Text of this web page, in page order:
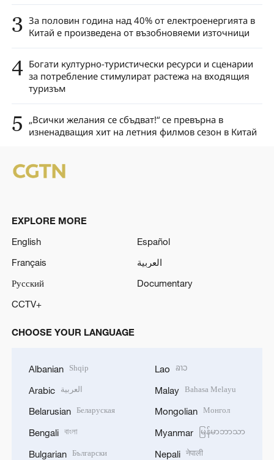
3 За половин година над 40% от електроенергията в
Китай е произведена от възобновяеми източници
4 Богати културно-туристически ресурси и сценарии
за потребление стимулират растежа на входящия
туризъм
5 „Всички желания се сбъдват!“ се превърна в
изненадващия хит на летния филмов сезон в Китай
EXPLORE MORE
English
Español
Français
العربية
Русский
Documentary
CCTV+
CHOOSE YOUR LANGUAGE
Albanian Shqip
Arabic العربية
Belarusian Беларуская
Bengali বাংলা
Bulgarian Български
Lao ລາວ
Malay Bahasa Melayu
Mongolian Монгол
Myanmar မြန်မာဘာသာ
Nepali नेपाली